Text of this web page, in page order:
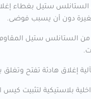
دون أن يسبب فوضى.
الستانلس ستيل المقاوم
إغلاق هادئة تفتح
بلاستيكية لتثبيت